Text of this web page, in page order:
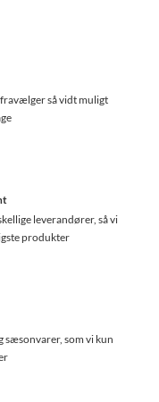
så vidt muligt
leverandører, så vi
produkter
sæsonvarer, som vi kun